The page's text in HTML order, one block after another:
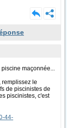
maçonnée...
remplissez le
de piscinistes de
piscinistes, c'est
44-